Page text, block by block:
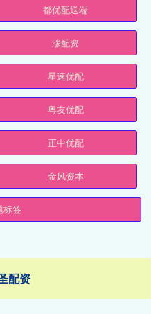
都优配送端
涨配资
星速优配
粤友优配
正中优配
金风资本
标签
配资